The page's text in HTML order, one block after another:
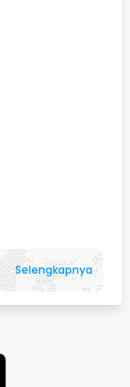
Selengkapnya